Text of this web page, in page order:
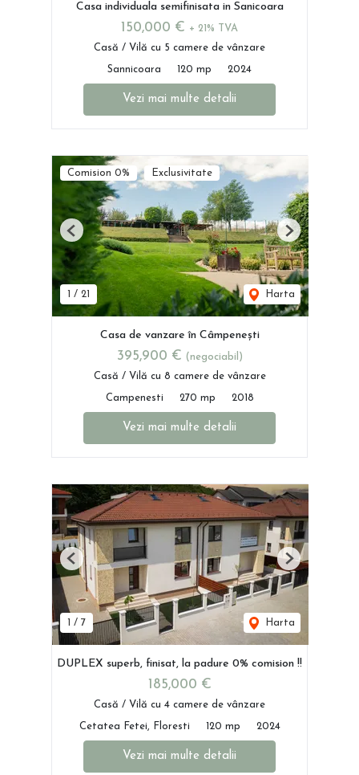
Casa individuala semifinisata in Sanicoara
150,000 € + 21% TVA
Casă / Vilă cu 5 camere de vânzare
Sannicoara 120 mp 2024
Vezi mai multe detalii
Comision 0% Exclusivitate
1 / 21 Harta
Previous Next
Casa de vanzare în Câmpenești
395,900 € (negociabil)
Casă / Vilă cu 8 camere de vânzare
Campenesti 270 mp 2018
Vezi mai multe detalii
1 / 7 Harta
Previous Next
DUPLEX superb, finisat, la padure 0% comision !!
185,000 €
Casă / Vilă cu 4 camere de vânzare
Cetatea Fetei, Floresti 120 mp 2024
Vezi mai multe detalii